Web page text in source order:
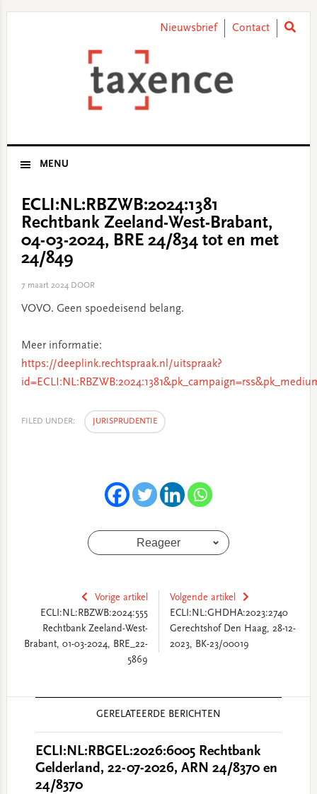
Nieuwsbrief Contact
MENU
ECLI:NL:RBZWB:2024:1381
Rechtbank Zeeland-West-Brabant,
04-03-2024, BRE 24/834 tot en met
24/849
7 maart 2024DOOR
VOVO. Geen spoedeisend belang.
Meer informatie:
https://deeplink.rechtspraak.nl/uitspraak?
FILED UNDER: JURISPRUDENTIE
Reageer
Vorige artikel
ECLI:NL:RBZWB:2024:555
Rechtbank Zeeland-West-
Brabant, 01-03-2024, BRE_22-
5869
Volgende artikel
ECLI:NL:GHDHA:2023:2740
Gerechtshof Den Haag, 28-12-
2023, BK-23/00019
GERELATEERDE BERICHTEN
ECLI:NL:RBGEL:2026:6005 Rechtbank
Gelderland, 22-07-2026, ARN 24/8370 en
24/8370